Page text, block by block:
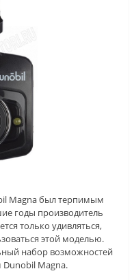
Magna был терпимым
годы производитель
только удивляться,
этой моделью.
набор возможностей
Magna.